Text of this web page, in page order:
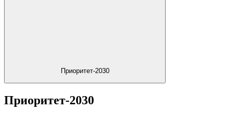
Приоритет-2030
Приоритет-2030